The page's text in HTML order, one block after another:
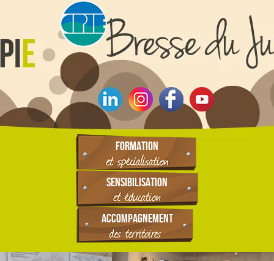
FORMATION
SENSIBILISATION
ACCOMPAGNEMENT